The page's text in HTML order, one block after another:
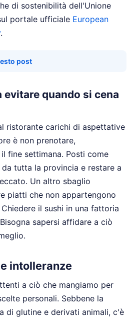
di sostenibilità dell'Unione
portale ufficiale European
.
post
evitare quando si cena
ristorante carichi di aspettative
è non prenotare,
fine settimana. Posti come
tutta la provincia e restare a
Un altro sbaglio
piatti che non appartengono
il sushi in una fattoria
sapersi affidare a ciò
intolleranze
a ciò che mangiamo per
personali. Sebbene la
di glutine e derivati animali, c'è